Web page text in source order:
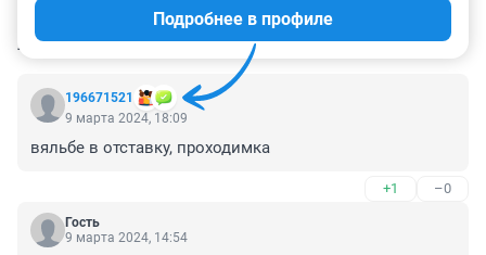
КОММЕНТАРИИ 26
196671521
Подробнее в профиле
9 марта 2024, 18:09
вяльбе в отставку, проходимка
+1 –0
Гость
9 марта 2024, 14:54